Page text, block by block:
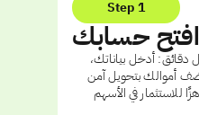
Step 1
أدخل بياناتك،
أموالك بتحويل آمن
للاستثمار في الأسهم